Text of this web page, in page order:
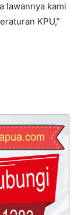
lawannya kami
KPU,”